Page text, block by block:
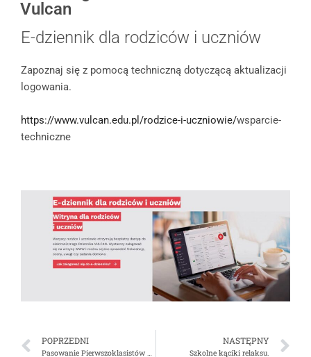
Vulcan
E-dziennik dla rodziców i uczniów
Zapoznaj się z pomocą techniczną dotyczącą aktualizacji
logowania.
https://www.vulcan.edu.pl/rodzice-i-uczniowie/wsparcie-
techniczne
POPRZEDNI
Pasowanie Pierwszoklasistów 2024
NASTĘPNY
Szkolne kąciki relaksu.